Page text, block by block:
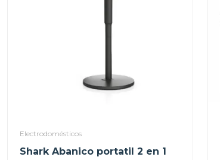
Electrodomésticos
Shark Abanico portatil 2 en 1